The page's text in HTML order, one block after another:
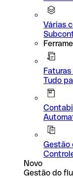
Várias
Tudo
Gestão
Novo
Gestão do